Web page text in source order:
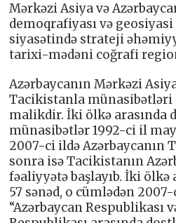
Mərkəzi Asiya və
demoqrafiyası və
siyasətində strateji
tarixi-mədəni coğrafi
Azərbaycanın Mərkəzi
Tacikistanla münasibətləri
malikdir. İki ölkə arasında
münasibətlər 1992-ci il
2007-ci ildə Azərbaycanın
sonra isə Tacikistanın
fəaliyyətə başlayıb. İki
57 sənəd, o cümlədən
“Azərbaycan Respublikası